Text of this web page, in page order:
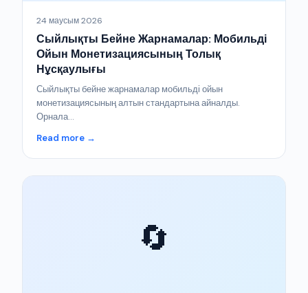
24 маусым 2026
Сыйлықты Бейне Жарнамалар: Мобильді
Ойын Монетизациясының Толық
Нұсқаулығы
Сыйлықты бейне жарнамалар мобильді ойын
монетизациясының алтын стандартына айналды.
Орнала...
Read more →
🔄